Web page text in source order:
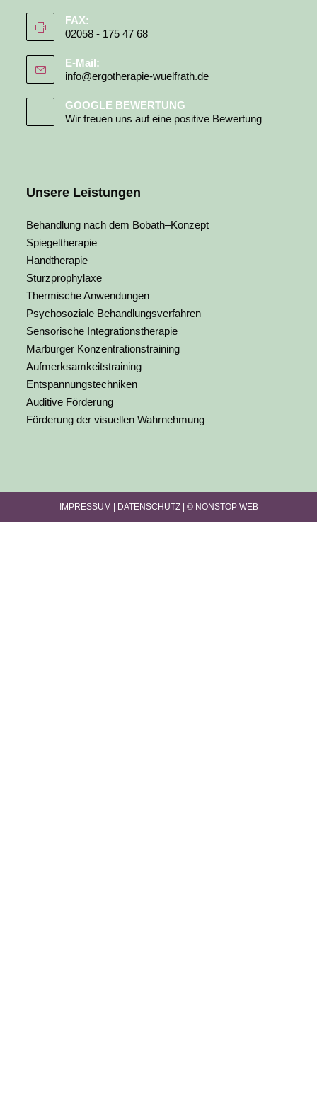
FAX:
02058 - 175 47 68
E-Mail:
info@ergotherapie-wuelfrath.de
GOOGLE BEWERTUNG
Wir freuen uns auf eine positive Bewertung
Unsere Leistungen
Behandlung nach dem Bobath–Konzept
Spiegeltherapie
Handtherapie
Sturzprophylaxe
Thermische Anwendungen
Psychosoziale Behandlungsverfahren
Sensorische Integrationstherapie
Marburger Konzentrationstraining
Aufmerksamkeitstraining
Entspannungstechniken
Auditive Förderung
Förderung der visuellen Wahrnehmung
IMPRESSUM | DATENSCHUTZ | © NONSTOP WEB